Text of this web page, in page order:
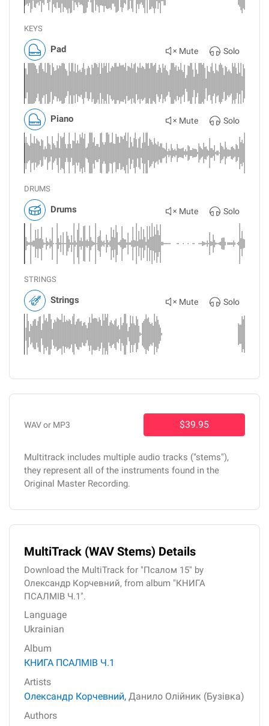
KEYS
Pad Mute Solo
Piano Mute Solo
DRUMS
Drums Mute Solo
STRINGS
Strings Mute Solo
WAV or MP3 $39.95
Multitrack includes multiple audio tracks ("stems"),
they represent all of the instruments found in the
Original Master Recording.
MultiTrack (WAV Stems) Details
Download the MultiTrack for "Псалом 15" by
Олександр Корчевний, from album "КНИГА
ПСАЛМІВ Ч.1".
Language
Ukrainian
Album
КНИГА ПСАЛМІВ Ч.1
Artists
Олександр Корчевний, Данило Олійник (Бузівка)
Authors